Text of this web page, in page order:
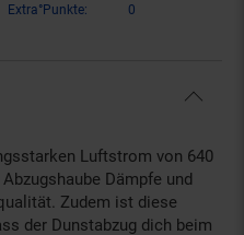
Extra°Punkte:
0
Luftstrom von 640
Dämpfe und
Zudem ist diese
der Dunstabzug dich beim